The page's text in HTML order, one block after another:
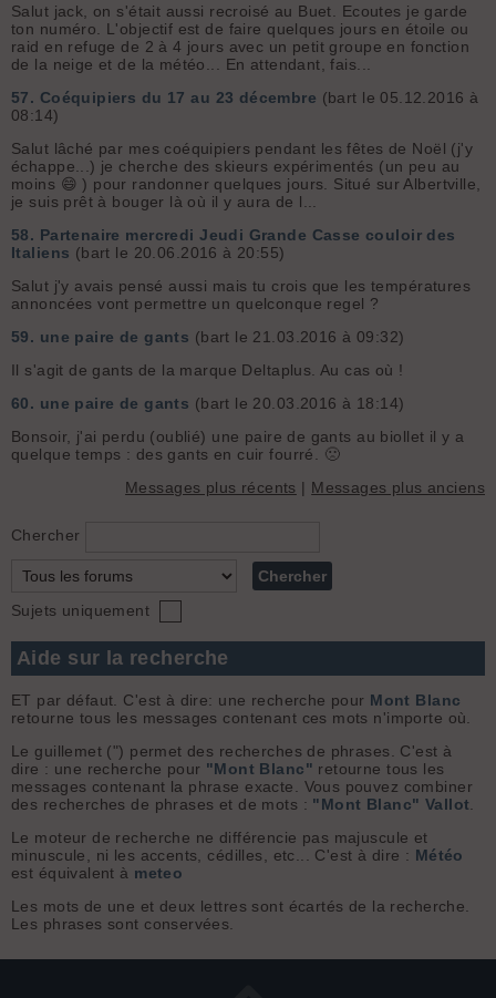
Salut jack, on s'était aussi recroisé au Buet. Ecoutes je garde
ton numéro. L'objectif est de faire quelques jours en étoile ou
raid en refuge de 2 à 4 jours avec un petit groupe en fonction
de la neige et de la météo... En attendant, fais...
57. Coéquipiers du 17 au 23 décembre (bart le 05.12.2016 à
08:14)
Salut lâché par mes coéquipiers pendant les fêtes de Noël (j'y
échappe...) je cherche des skieurs expérimentés (un peu au
moins 😄 ) pour randonner quelques jours. Situé sur Albertville,
je suis prêt à bouger là où il y aura de l...
58. Partenaire mercredi Jeudi Grande Casse couloir des
Italiens (bart le 20.06.2016 à 20:55)
Salut j'y avais pensé aussi mais tu crois que les températures
annoncées vont permettre un quelconque regel ?
59. une paire de gants (bart le 21.03.2016 à 09:32)
Il s'agit de gants de la marque Deltaplus. Au cas où !
60. une paire de gants (bart le 20.03.2016 à 18:14)
Bonsoir, j'ai perdu (oublié) une paire de gants au biollet il y a
quelque temps : des gants en cuir fourré. 🙁
Messages plus récents | Messages plus anciens
Chercher
Sujets uniquement
Aide sur la recherche
ET par défaut. C'est à dire: une recherche pour Mont Blanc
retourne tous les messages contenant ces mots n'importe où.
Le guillemet (") permet des recherches de phrases. C'est à
dire : une recherche pour "Mont Blanc" retourne tous les
messages contenant la phrase exacte. Vous pouvez combiner
des recherches de phrases et de mots : "Mont Blanc" Vallot
Le moteur de recherche ne différencie pas majuscule et
minuscule, ni les accents, cédilles, etc... C'est à dire : Météo
est équivalent à meteo
Les mots de une et deux lettres sont écartés de la recherche.
Les phrases sont conservées.